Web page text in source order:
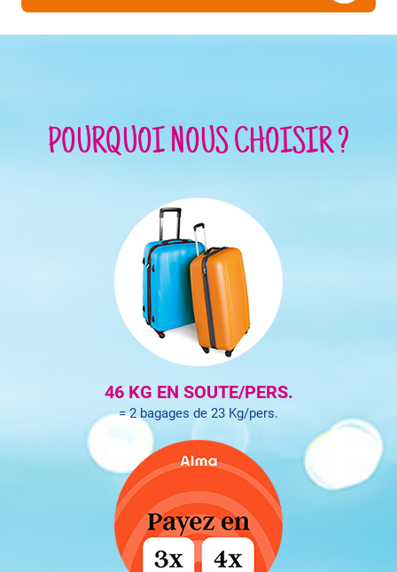
POURQUOI NOUS CHOISIR ?
46 KG EN SOUTE/PERS.
= 2 bagages de 23 Kg/pers.